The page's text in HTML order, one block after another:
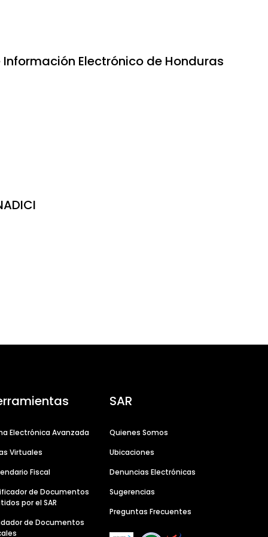
Electrónico de Honduras
Electrónica Avanzada
Virtuales
Fiscal
de Documentos
por el SAR
de Documentos
SAR
Quienes Somos
Ubicaciones
Denuncias Electrónicas
Sugerencias
Preguntas Frecuentes